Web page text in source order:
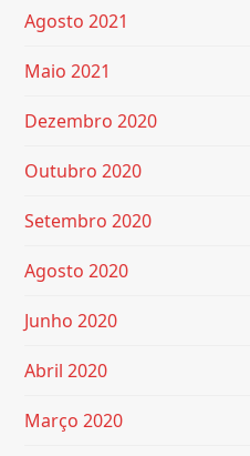
Agosto 2021
Maio 2021
Dezembro 2020
Outubro 2020
Setembro 2020
Agosto 2020
Junho 2020
Abril 2020
Março 2020